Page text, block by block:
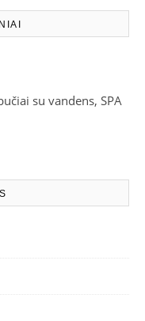
su vandens, SPA